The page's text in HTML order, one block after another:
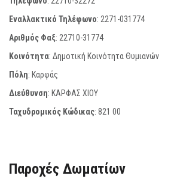
Εναλλακτικό Τηλέφωνο: 2271-031774
Αριθμός Φαξ: 22710-31774
Κοινότητα: Δημοτική Κοινότητα Θυμιανών
Πόλη: Καρφάς
Διεύθυνση: ΚΑΡΦΑΣ ΧΙΟΥ
Ταχυδρομικός Κώδικας: 821 00
Παροχές Δωματίων